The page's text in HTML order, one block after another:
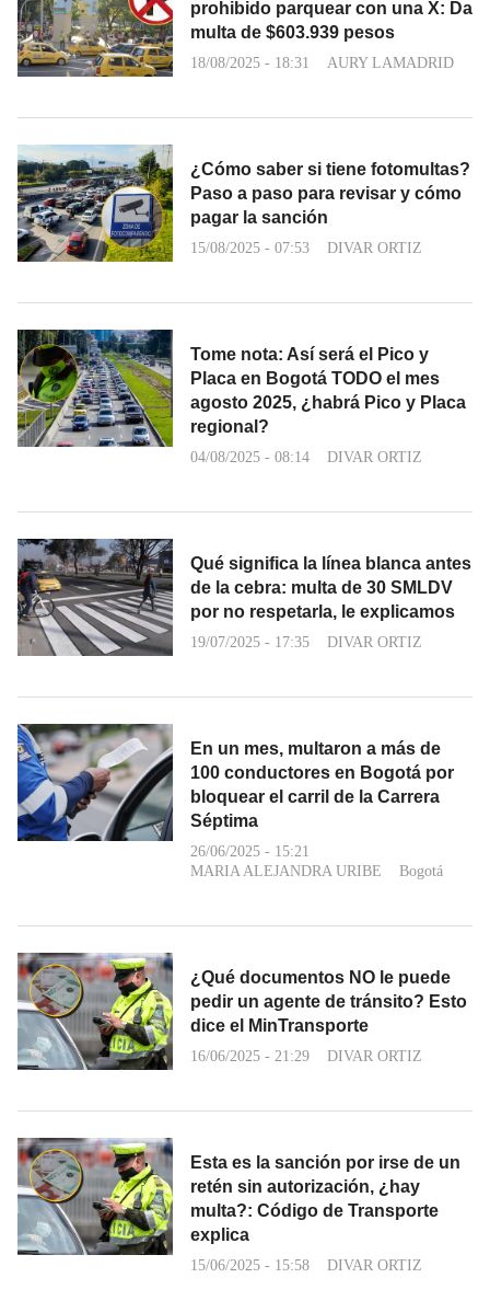
prohibido parquear con una X: Da
multa de $603.939 pesos
18/08/2025 - 18:31 AURY LAMADRID
¿Cómo saber si tiene fotomultas?
Paso a paso para revisar y cómo
pagar la sanción
15/08/2025 - 07:53 DIVAR ORTIZ
Tome nota: Así será el Pico y
Placa en Bogotá TODO el mes
agosto 2025, ¿habrá Pico y Placa
regional?
04/08/2025 - 08:14 DIVAR ORTIZ
Qué significa la línea blanca antes
de la cebra: multa de 30 SMLDV
por no respetarla, le explicamos
19/07/2025 - 17:35 DIVAR ORTIZ
En un mes, multaron a más de
100 conductores en Bogotá por
bloquear el carril de la Carrera
Séptima
26/06/2025 - 15:21
MARIA ALEJANDRA URIBE
Bogotá
¿Qué documentos NO le puede
pedir un agente de tránsito? Esto
dice el MinTransporte
16/06/2025 - 21:29 DIVAR ORTIZ
Esta es la sanción por irse de un
retén sin autorización, ¿hay
multa?: Código de Transporte
explica
15/06/2025 - 15:58 DIVAR ORTIZ